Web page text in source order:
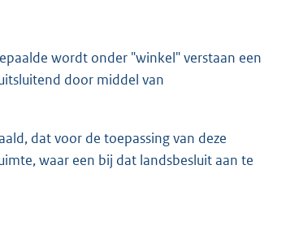
wordt onder "winkel" verstaan een
door middel van
dat voor de toepassing van deze
waar een bij dat landsbesluit aan te